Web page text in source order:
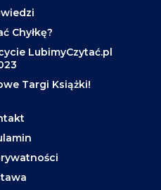
Chyłkę?
LubimyCzytać.pl
Targi Książki!